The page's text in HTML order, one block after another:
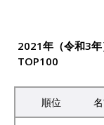
2021年（令和3
TOP100
順位